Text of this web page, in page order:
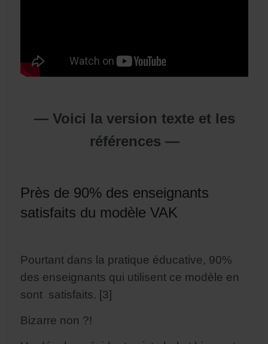
— Voici la version texte et les
références —
Près de 90% des enseignants
satisfaits du modèle VAK
Pourtant dans la pratique éducative, 90%
des enseignants qui utilisent ce modèle en
sont satisfaits. [3]
Bizarre non ?!